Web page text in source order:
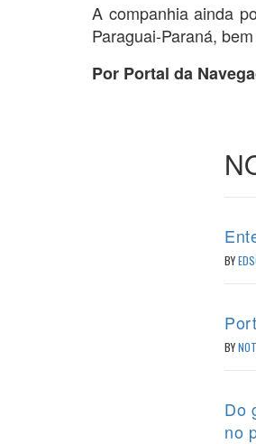
A companhia ainda
Paraguai-Paraná,
Por Portal da
BY
BY
Do
no